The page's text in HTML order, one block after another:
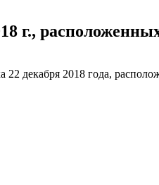
г.,
22 декабря 2018 года,